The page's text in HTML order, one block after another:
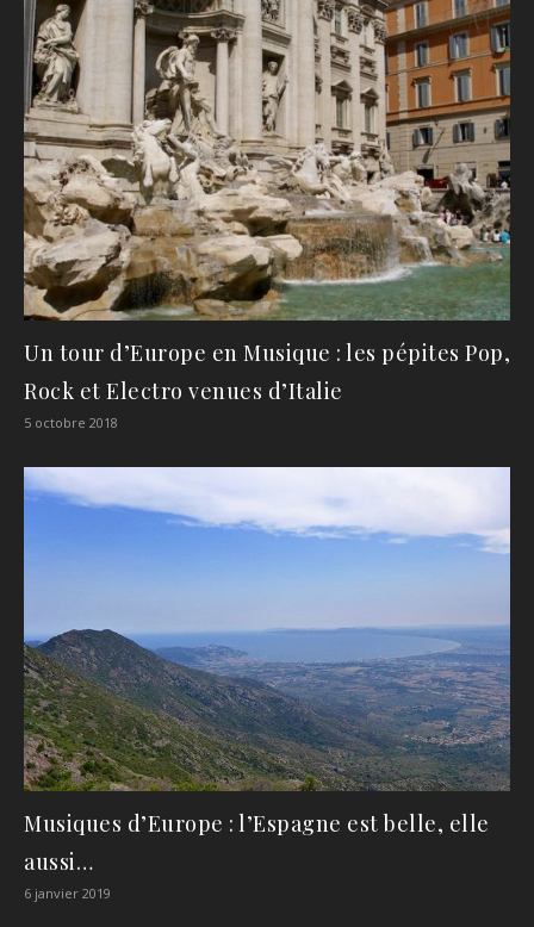
Un tour d’Europe en Musique : les pépites Pop,
Rock et Electro venues d’Italie
5 octobre 2018
Musiques d’Europe : l’Espagne est belle, elle
aussi…
6 janvier 2019